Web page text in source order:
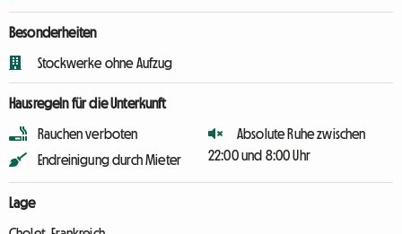
Besonderheiten
Stockwerke ohne Aufzug
Hausregeln für die Unterkunft
Rauchen verboten
Endreinigung durch Mieter
Absolute Ruhe zwischen
22:00 und 8:00 Uhr
Lage